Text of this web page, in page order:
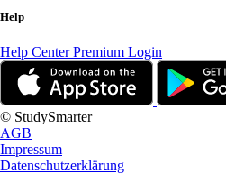
Help
Help CenterPremium Login
© StudySmarter
AGB
Impressum
Datenschutzerklärung